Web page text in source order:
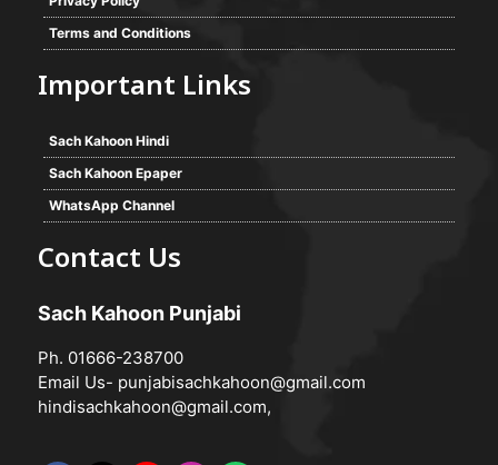
Terms and Conditions
Important Links
Sach Kahoon Hindi
Sach Kahoon Epaper
WhatsApp Channel
Contact Us
Sach Kahoon Punjabi
Ph. 01666-238700
Email Us- punjabisachkahoon@gmail.com
hindisachkahoon@gmail.com,